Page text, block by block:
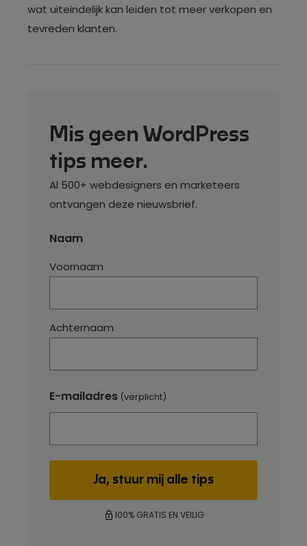
wat uiteindelijk kan leiden tot meer verkopen en
tevreden klanten.
Mis geen WordPress
tips meer.
Al 500+ webdesigners en marketeers
ontvangen deze nieuwsbrief.
Naam
Voornaam
Achternaam
E-mailadres (verplicht)
100% GRATIS EN VEILIG